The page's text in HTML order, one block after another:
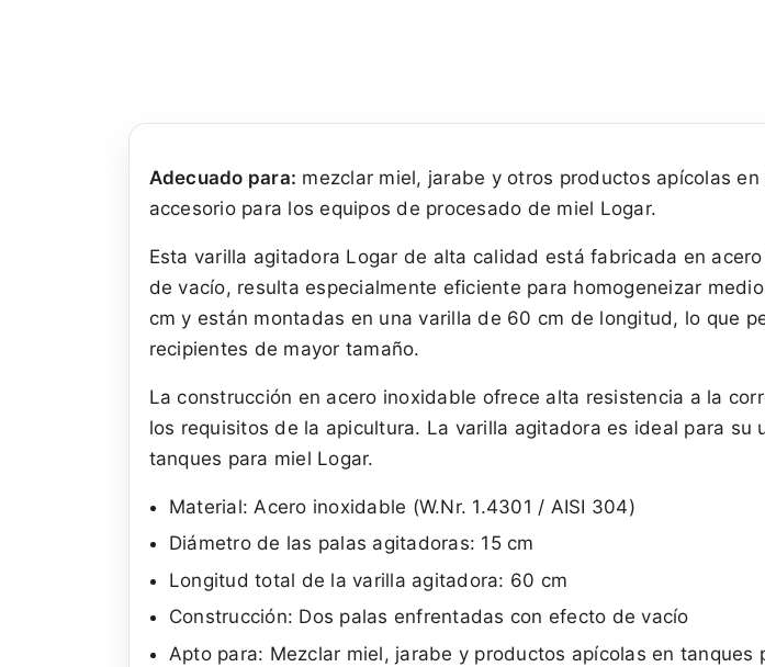
Adecuado para: mezclar miel, jarabe y otros productos apícolas
accesorio para los equipos de procesado de miel Logar.
Esta varilla agitadora Logar de alta calidad está fabricada en
de vacío, resulta especialmente eficiente para homogeneizar
cm y están montadas en una varilla de 60 cm de longitud, lo que
recipientes de mayor tamaño.
La construcción en acero inoxidable ofrece alta resistencia a la
los requisitos de la apicultura. La varilla agitadora es ideal para
tanques para miel Logar.
Material: Acero inoxidable (W.Nr. 1.4301 / AISI 304)
Diámetro de las palas agitadoras: 15 cm
Longitud total de la varilla agitadora: 60 cm
Construcción: Dos palas enfrentadas con efecto de vacío
Apto para: Mezclar miel, jarabe y productos apícolas en tanques